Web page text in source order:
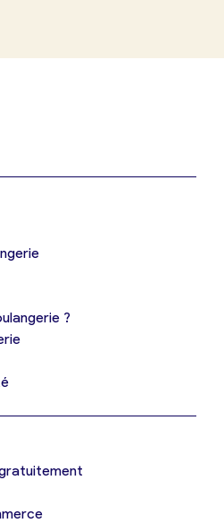
Boulangerie
(gratuit)
?